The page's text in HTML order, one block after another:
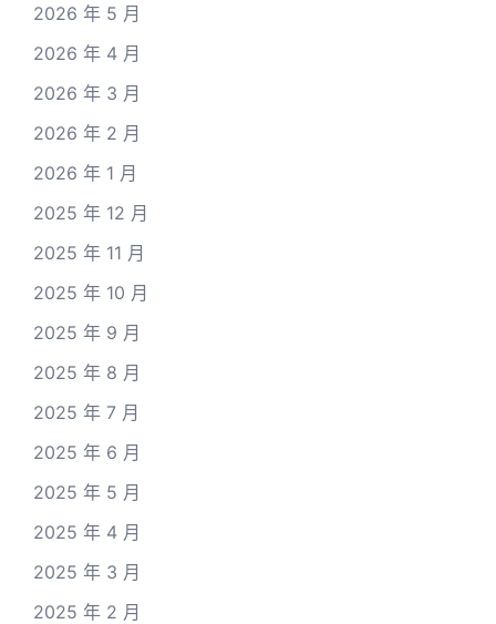
2026 年 5 月
2026 年 4 月
2026 年 3 月
2026 年 2 月
2026 年 1 月
2025 年 12 月
2025 年 11 月
2025 年 10 月
2025 年 9 月
2025 年 8 月
2025 年 7 月
2025 年 6 月
2025 年 5 月
2025 年 4 月
2025 年 3 月
2025 年 2 月